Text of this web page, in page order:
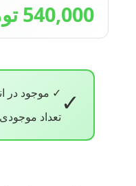
540,000 تومان
✓ ✓ موجود در
تعداد موجودی: 9